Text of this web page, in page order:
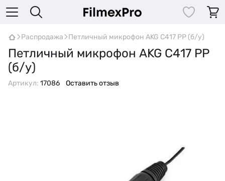
Распродажа Петличный микрофон AKG C417 PP (б/у)
Петличный микрофон AKG C417 PP
(б/у)
Артикул: 17086 Оставить отзыв